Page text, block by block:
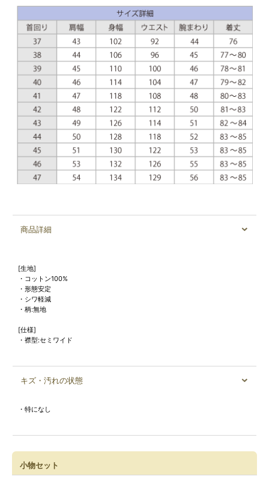
商品詳細
[生地]
・コットン100%
・形態安定
・シワ軽減
・柄:無地
[仕様]
・襟型:セミワイド
キズ・汚れの状態
・特になし
小物セット